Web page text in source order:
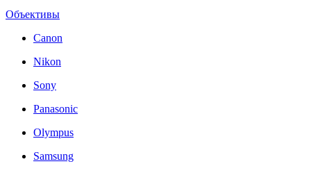
Объективы
Canon
Nikon
Sony
Panasonic
Olympus
Samsung